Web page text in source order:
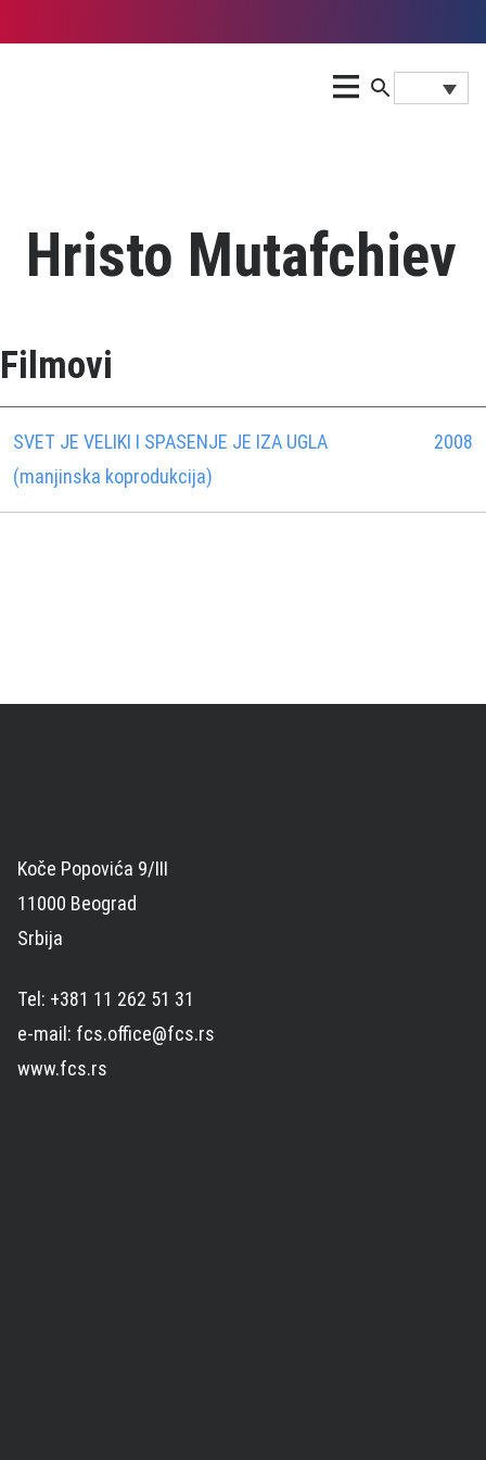
Hristo Mutafchiev
Filmovi
SVET JE VELIKI I SPASENJE JE IZA UGLA
(manjinska koprodukcija)
2008
Koče Popovića 9/III
11000 Beograd
Srbija
Tel: +381 11 262 51 31
e-mail: fcs.office@fcs.rs
www.fcs.rs